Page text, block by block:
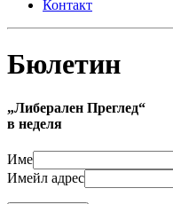
Контакт
Бюлетин
„Либерален Преглед“
в неделя
Име
Имейл адрес